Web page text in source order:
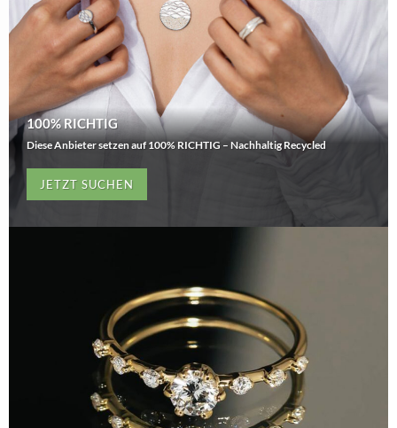
100% RICHTIG
Diese Anbieter setzen auf 100% RICHTIG – Nachhaltig Recycled
JETZT SUCHEN